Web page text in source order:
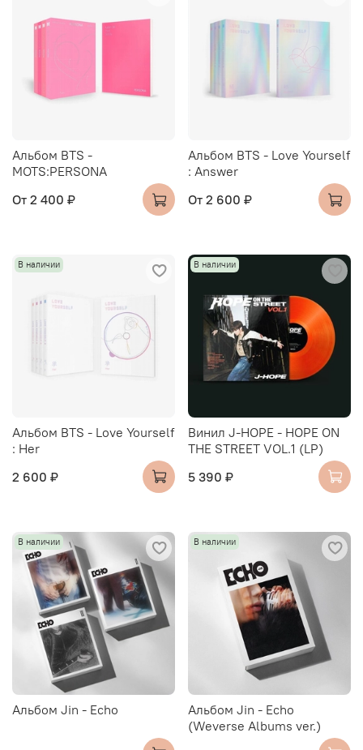
Альбом BTS -
MOTS:PERSONA
От 2 400 ₽
Альбом BTS - Love Yourself
: Answer
От 2 600 ₽
В наличии
Альбом BTS - Love Yourself
: Her
2 600 ₽
В наличии
Винил J-HOPE - HOPE ON
THE STREET VOL.1 (LP)
5 390 ₽
В наличии
Альбом Jin - Echo
В наличии
Альбом Jin - Echo
(Weverse Albums ver.)